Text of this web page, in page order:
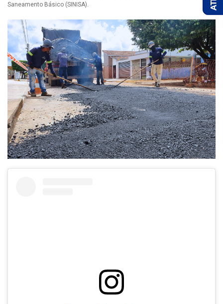
Saneamento Básico (SINISA).